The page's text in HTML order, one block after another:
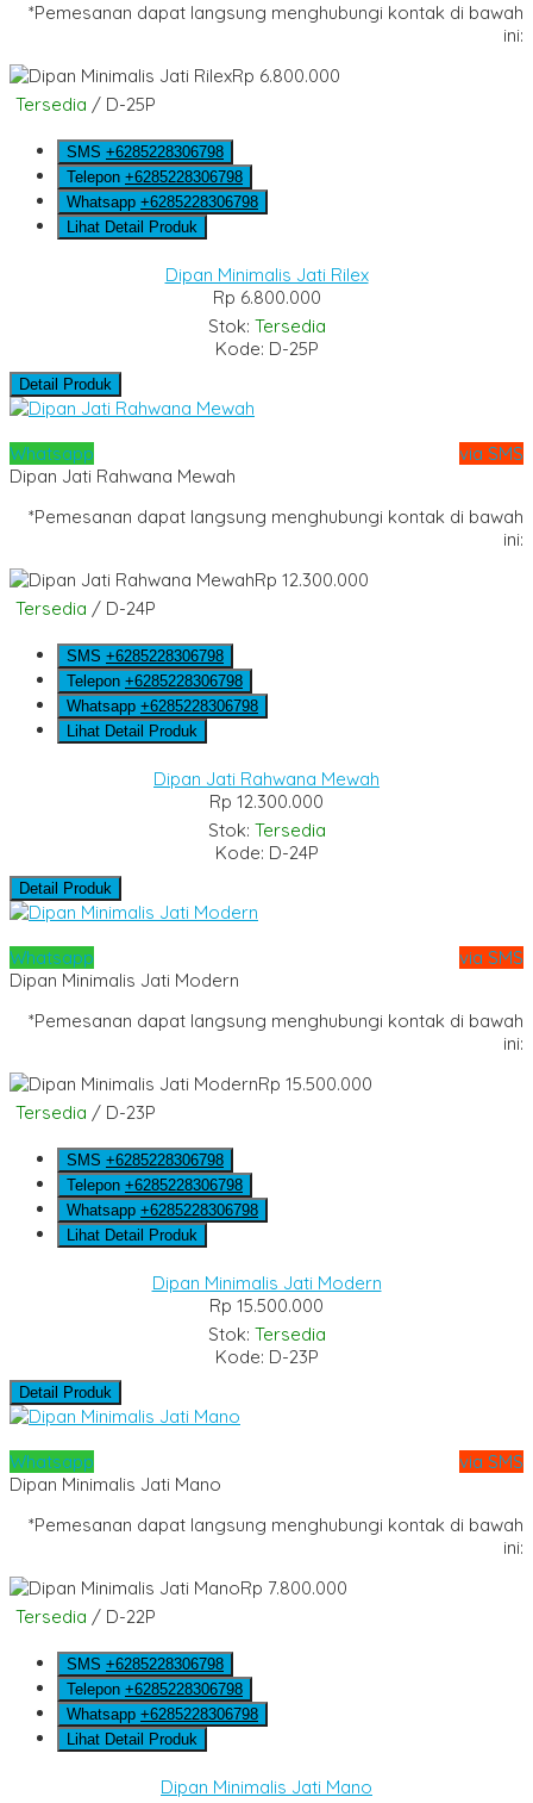
*Pemesanan dapat langsung menghubungi kontak di bawah
ini:
Rp 6.800.000
Tersedia / D-25P
SMS +6285228306798
Telepon +6285228306798
Whatsapp +6285228306798
Lihat Detail Produk
Dipan Minimalis Jati Rilex
Rp 6.800.000
Stok: Tersedia
Kode: D-25P
Detail Produk
Whatsapp
via SMS
Dipan Jati Rahwana Mewah
*Pemesanan dapat langsung menghubungi kontak di bawah
ini:
Rp 12.300.000
Tersedia / D-24P
SMS +6285228306798
Telepon +6285228306798
Whatsapp +6285228306798
Lihat Detail Produk
Dipan Jati Rahwana Mewah
Rp 12.300.000
Stok: Tersedia
Kode: D-24P
Detail Produk
Whatsapp
via SMS
Dipan Minimalis Jati Modern
*Pemesanan dapat langsung menghubungi kontak di bawah
ini:
Rp 15.500.000
Tersedia / D-23P
SMS +6285228306798
Telepon +6285228306798
Whatsapp +6285228306798
Lihat Detail Produk
Dipan Minimalis Jati Modern
Rp 15.500.000
Stok: Tersedia
Kode: D-23P
Detail Produk
Whatsapp
via SMS
Dipan Minimalis Jati Mano
*Pemesanan dapat langsung menghubungi kontak di bawah
ini:
Rp 7.800.000
Tersedia / D-22P
SMS +6285228306798
Telepon +6285228306798
Whatsapp +6285228306798
Lihat Detail Produk
Dipan Minimalis Jati Mano